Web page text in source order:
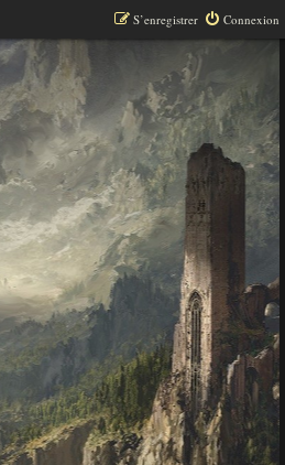
Connexion
S’enregistrer